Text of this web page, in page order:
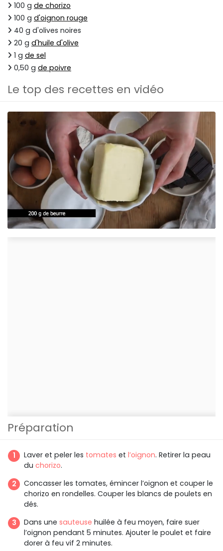
100 g de chorizo
100 g d'oignon rouge
40 g d'olives noires
20 g d'huile d'olive
1 g de sel
0,50 g de poivre
Le top des recettes en vidéo
Préparation
Laver et peler les tomates et l’oignon. Retirer la peau
du chorizo.
Concasser les tomates, émincer l’oignon et couper le
chorizo en rondelles. Couper les blancs de poulets en
dés.
Dans une sauteuse huilée à feu moyen, faire suer
l’oignon pendant 5 minutes. Ajouter le poulet et faire
dorer à feu vif 2 minutes.